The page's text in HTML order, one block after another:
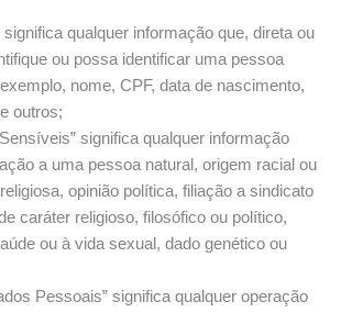
significa qualquer informação que, direta ou
ou possa identificar uma pessoa
nome, CPF, data de nascimento,
outros;
significa qualquer informação
a uma pessoa natural, origem racial ou
opinião política, filiação a sindicato
caráter religioso, filosófico ou político,
ou à vida sexual, dado genético ou
Pessoais” significa qualquer operação